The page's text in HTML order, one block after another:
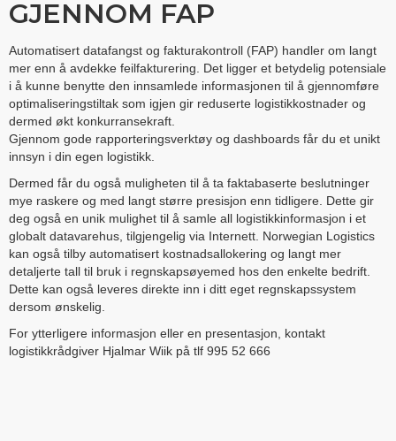
GJENNOM FAP
Automatisert datafangst og fakturakontroll (FAP) handler om langt
mer enn å avdekke feilfakturering. Det ligger et betydelig potensiale
i å kunne benytte den innsamlede informasjonen til å gjennomføre
optimaliseringstiltak som igjen gir reduserte logistikkostnader og
dermed økt konkurransekraft.
Gjennom gode rapporteringsverktøy og dashboards får du et unikt
innsyn i din egen logistikk.
Dermed får du også muligheten til å ta faktabaserte beslutninger
mye raskere og med langt større presisjon enn tidligere. Dette gir
deg også en unik mulighet til å samle all logistikkinformasjon i et
globalt datavarehus, tilgjengelig via Internett. Norwegian Logistics
kan også tilby automatisert kostnadsallokering og langt mer
detaljerte tall til bruk i regnskapsøyemed hos den enkelte bedrift.
Dette kan også leveres direkte inn i ditt eget regnskapssystem
dersom ønskelig.
For ytterligere informasjon eller en presentasjon, kontakt
logistikkrådgiver Hjalmar Wiik på tlf 995 52 666